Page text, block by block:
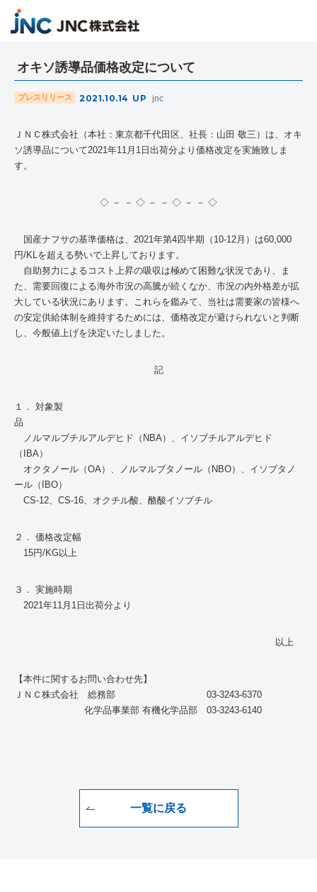
オキソ誘導品価格改定について
プレスリリース 2021.10.14 UP jnc
ＪＮＣ株式会社（本社：東京都千代田区、社長：山田 敬三）は、オキ
ソ誘導品について2021年11月1日出荷分より価格改定を実施致しま
す。
◇ － － ◇ － － ◇ － － ◇
国産ナフサの基準価格は、2021年第4四半期（10-12月）は60,000
円/KLを超える勢いで上昇しております。
自助努力によるコスト上昇の吸収は極めて困難な状況であり、ま
た、需要回復による海外市況の高騰が続くなか、市況の内外格差が拡
大している状況にあります。これらを鑑みて、当社は需要家の皆様へ
の安定供給体制を維持するためには、価格改定が避けられないと判断
し、今般値上げを決定いたしました。
記
１． 対象製
ノルマルブチルアルデヒド（ NBA）、イソブチルアルデヒド
（IBA）
オクタノール（OA）、ノルマルブタノール（ NBO）、イソブタノ
ール（IBO）
CS-12、CS-16、オクチル酸、酪酸イソブチル
２． 価格改定幅
15円/KG以上
３． 実施時期
2021年11月1日出荷分より
以上
【本件に関するお問い合わせ先】
ＪＮＣ株式会社 総務部 03-3243-6370
化学品事業部 有機化学品部 03-3243-6140
一覧に戻る